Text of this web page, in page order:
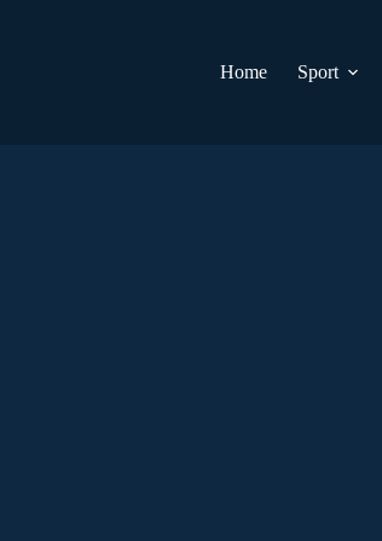
Home
Sport